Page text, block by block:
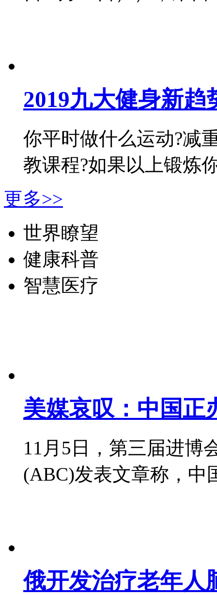
2019九大健身新趋
你平时做什么运动?减
教课程?如果以上锻炼
更多>>
世界瞭望
健康科普
智慧医疗
美媒哀叹：中国正
11月5日，第三届进博
(ABC)发表文章称，中
俄开发治疗老年人